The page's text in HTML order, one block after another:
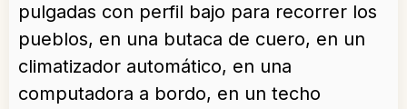
pulgadas con perfil bajo para recorrer los
pueblos, en una butaca de cuero, en un
climatizador automático, en una
computadora a bordo, en un techo